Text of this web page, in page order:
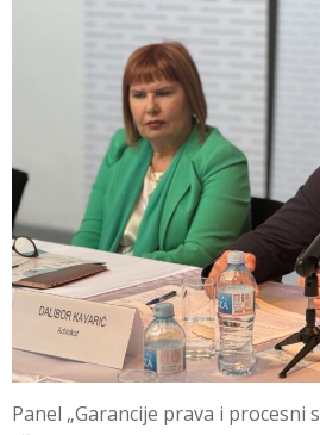
Panel „Garancije prava i procesni